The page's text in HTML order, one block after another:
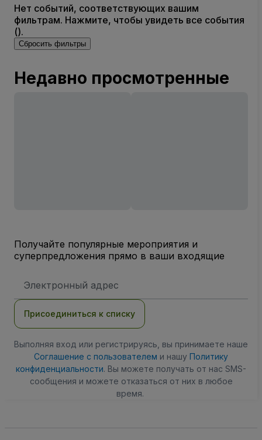
Нет событий, соответствующих вашим
фильтрам. Нажмите, чтобы увидеть все события
().
Сбросить фильтры
Недавно просмотренные
Получайте популярные мероприятия и
суперпредложения прямо в ваши входящие
электронной
Присоединиться к списку
Выполняя вход или регистрируясь, вы принимаете наше
Соглашение с пользователем и нашу Политику
конфиденциальности. Вы можете получать от нас SMS-
сообщения и можете отказаться от них в любое
время.